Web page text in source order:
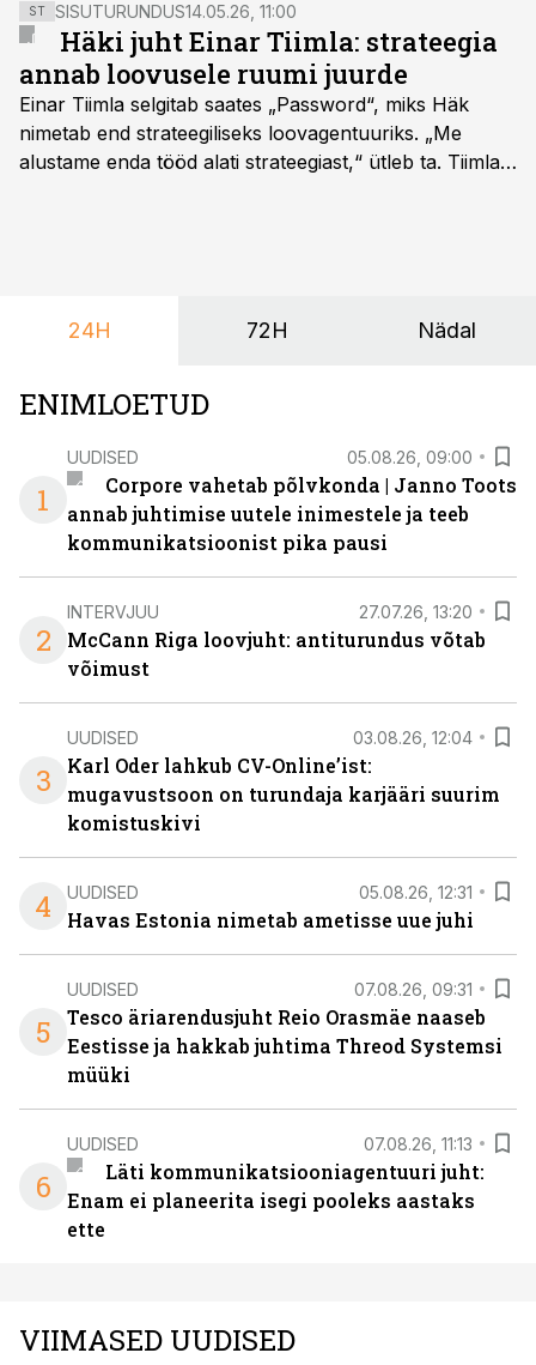
ST SISUTURUNDUS14.05.26, 11:00
Häki juht Einar Tiimla: strateegia
annab loovusele ruumi juurde
Einar Tiimla selgitab saates „Password“, miks Häk
nimetab end strateegiliseks loovagentuuriks. „Me
alustame enda tööd alati strateegiast,“ ütleb ta. Tiimla
24H 72H Nädal
ENIMLOETUD
1
UUDISED 05.08.26, 09:00
Corpore vahetab põlvkonda | Janno Toots
annab juhtimise uutele inimestele ja teeb
kommunikatsioonist pika pausi
2
INTERVJUU 27.07.26, 13:20
McCann Riga loovjuht: antiturundus võtab
võimust
3
UUDISED 03.08.26, 12:04
Karl Oder lahkub CV-Online’ist:
mugavustsoon on turundaja karjääri suurim
komistuskivi
4 UUDISED 05.08.26, 12:31
Havas Estonia nimetab ametisse uue juhi
5
UUDISED 07.08.26, 09:31
Tesco äriarendusjuht Reio Orasmäe naaseb
Eestisse ja hakkab juhtima Threod Systemsi
müüki
6
UUDISED 07.08.26, 11:13
Läti kommunikatsiooniagentuuri juht:
Enam ei planeerita isegi pooleks aastaks
ette
VIIMASED UUDISED